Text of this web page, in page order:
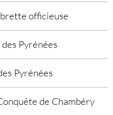
officieuse
Pyrénées
Pyrénées
de Chambéry